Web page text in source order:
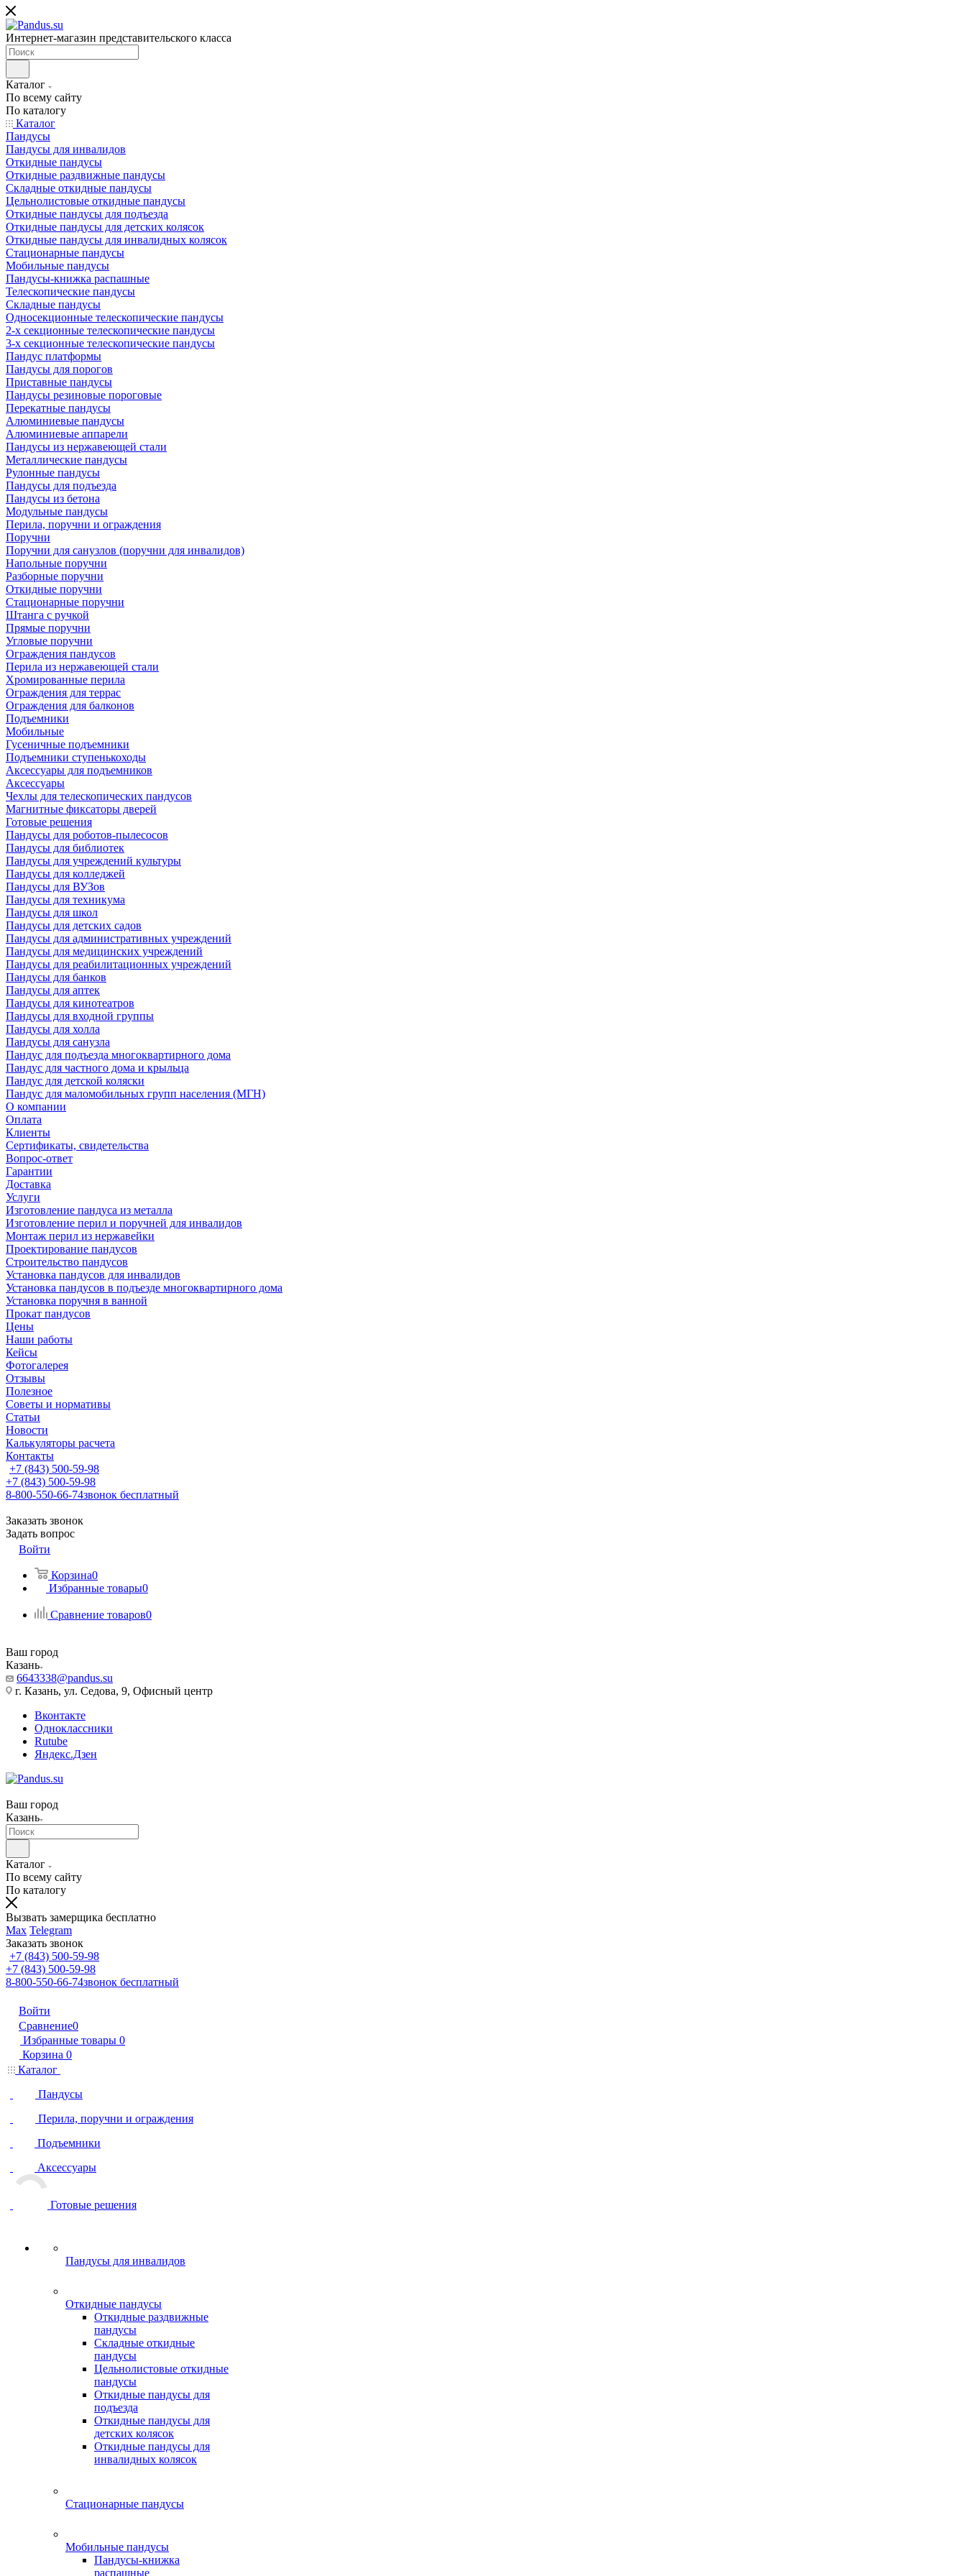
Интернет-магазин представительского класса
Каталог
По всему сайту
По каталогу
Каталог
Пандусы
Пандусы для инвалидов
Откидные пандусы
Откидные раздвижные пандусы
Складные откидные пандусы
Цельнолистовые откидные пандусы
Откидные пандусы для подъезда
Откидные пандусы для детских колясок
Откидные пандусы для инвалидных колясок
Стационарные пандусы
Мобильные пандусы
Пандусы-книжка распашные
Телескопические пандусы
Складные пандусы
Односекционные телескопические пандусы
2-х секционные телескопические пандусы
3-х секционные телескопические пандусы
Пандус платформы
Пандусы для порогов
Приставные пандусы
Пандусы резиновые пороговые
Перекатные пандусы
Алюминиевые пандусы
Алюминиевые аппарели
Пандусы из нержавеющей стали
Металлические пандусы
Рулонные пандусы
Пандусы для подъезда
Пандусы из бетона
Модульные пандусы
Перила, поручни и ограждения
Поручни
Поручни для санузлов (поручни для инвалидов)
Напольные поручни
Разборные поручни
Откидные поручни
Стационарные поручни
Штанга с ручкой
Прямые поручни
Угловые поручни
Ограждения пандусов
Перила из нержавеющей стали
Хромированные перила
Ограждения для террас
Ограждения для балконов
Подъемники
Мобильные
Гусеничные подъемники
Подъемники ступенькоходы
Аксессуары для подъемников
Аксессуары
Чехлы для телескопических пандусов
Магнитные фиксаторы дверей
Готовые решения
Пандусы для роботов-пылесосов
Пандусы для библиотек
Пандусы для учреждений культуры
Пандусы для колледжей
Пандусы для ВУЗов
Пандусы для техникума
Пандусы для школ
Пандусы для детских садов
Пандусы для административных учреждений
Пандусы для медицинских учреждений
Пандусы для реабилитационных учреждений
Пандусы для банков
Пандусы для аптек
Пандусы для кинотеатров
Пандусы для входной группы
Пандусы для холла
Пандусы для санузла
Пандус для подъезда многоквартирного дома
Пандус для частного дома и крыльца
Пандус для детской коляски
Пандус для маломобильных групп населения (МГН)
О компании
Оплата
Клиенты
Сертификаты, свидетельства
Вопрос-ответ
Гарантии
Доставка
Услуги
Изготовление пандуса из металла
Изготовление перил и поручней для инвалидов
Монтаж перил из нержавейки
Проектирование пандусов
Строительство пандусов
Установка пандусов для инвалидов
Установка пандусов в подъезде многоквартирного дома
Установка поручня в ванной
Прокат пандусов
Цены
Наши работы
Кейсы
Фотогалерея
Отзывы
Полезное
Советы и нормативы
Статьи
Новости
Калькуляторы расчета
Контакты
+7 (843) 500-59-98
+7 (843) 500-59-98
8-800-550-66-74звонок бесплатный
Заказать звонок
Задать вопрос
Войти
Корзина0
Избранные товары0
Сравнение товаров0
Ваш город
Казань
6643338@pandus.su
г. Казань, ул. Седова, 9, Офисный центр
Вконтакте
Одноклассники
Rutube
Яндекс.Дзен
Ваш город
Казань
Каталог
По всему сайту
По каталогу
Вызвать замерщика бесплатно
Max Telegram
Заказать звонок
+7 (843) 500-59-98
+7 (843) 500-59-98
8-800-550-66-74звонок бесплатный
Войти
Сравнение0
Избранные товары 0
Корзина 0
Каталог
Пандусы
Перила, поручни и ограждения
Подъемники
Аксессуары
Готовые решения
Пандусы для инвалидов
Откидные пандусы
Откидные раздвижные
пандусы
Складные откидные
пандусы
Цельнолистовые откидные
пандусы
Откидные пандусы для
подъезда
Откидные пандусы для
детских колясок
Откидные пандусы для
инвалидных колясок
Стационарные пандусы
Мобильные пандусы
Пандусы-книжка
распашные